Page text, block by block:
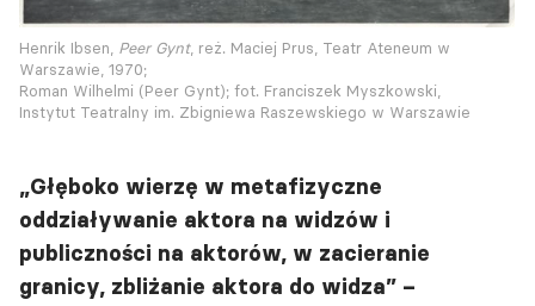
Henrik Ibsen, Peer Gynt, reż. Maciej Prus, Teatr Ateneum w
Warszawie, 1970;
Roman Wilhelmi (Peer Gynt); fot. Franciszek Myszkowski,
Instytut Teatralny im. Zbigniewa Raszewskiego w Warszawie
„Głęboko wierzę w metafizyczne
oddziaływanie aktora na widzów i
publiczności na aktorów, w zacieranie
granicy, zbliżanie aktora do widza” –